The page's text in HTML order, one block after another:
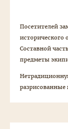
Посетителей
исторического
Составной
предметы